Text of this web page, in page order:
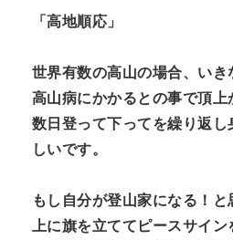
「高地順応」
世界有数の高山の場合、いき
高山病にかかるとの事で頂
数日登って下ってを繰り返し
しいです。
もし自分が登山家になる！
上に旗を立ててピースサイ